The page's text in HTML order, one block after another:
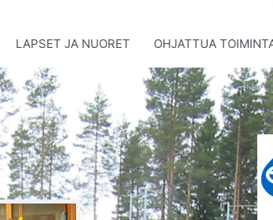
LAPSET JA NUORET OHJATTUA